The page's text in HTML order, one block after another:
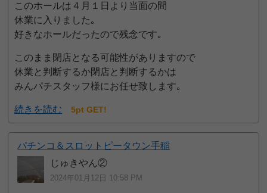
このホールは４月１日より当面の間
休業に入りました｡
好きなホールだったので残念です｡
このまま閉店となる可能性がありますので
休業と判断するか閉店と判断するかは
みんパチスタッフ様にお任せ致します｡
続きを読む 5pt GET!
パチンコ＆スロットピータウン手稲
じゅきやん②
2024年01月12日 10:58 PM